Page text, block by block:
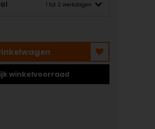
1 tot 2 werkdagen
winkelvoorraad